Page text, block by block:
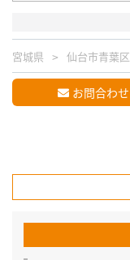
宮城県 仙台市青葉区
お問合わせ